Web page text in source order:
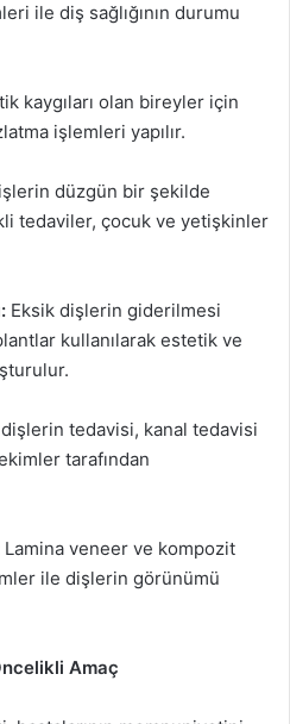
ile diş sağlığının durumu
kaygıları olan bireyler için
işlemleri yapılır.
düzgün bir şekilde
tedaviler, çocuk ve yetişkinler
Eksik dişlerin giderilmesi
kullanılarak estetik ve
tedavisi, kanal tedavisi
tarafından
Lamina veneer ve kompozit
ile dişlerin görünümü
Amaç